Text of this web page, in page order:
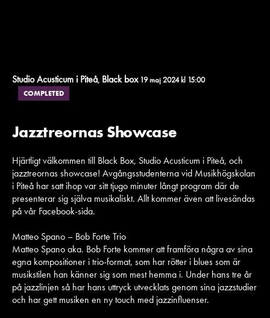
Studio Acusticum i Piteå, Black box19 maj 2024 kl 15:00
COMPLETED
Jazztreornas Showcase
Hjärtligt välkommen till Black Box, Studio Acusticum i Piteå, och
jazztreornas showcase! Avgångsstudenterna vid Musikhögskolan
i Piteå har satt ihop var sitt tjugo minuter långt program där de
presenterar sig själva musikaliskt. Allt kommer även att livesändas
på vår Facebook-sida.
Matteo Spano – Bob Forte Trio
Matteo Spano aka. Bob Forte kommer att framföra några av sina
egna kompositioner i trio-format, som har rötter i blues som är
musikstilen han känner sig som mest hemma i. Under hans tre år
på jazzlinjen så har hans uttryck utvecklats genom sina jazzstudier
och har gett musiken en ny touch med jazzinfluenser.